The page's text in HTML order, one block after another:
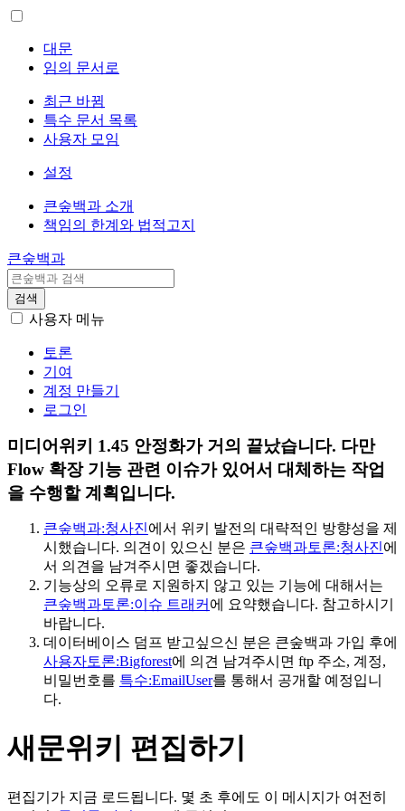
대문
임의 문서로
최근 바뀜
특수 문서 목록
사용자 모임
설정
큰숲백과 소개
책임의 한계와 법적고지
큰숲백과
검색
사용자 메뉴
토론
기여
계정 만들기
로그인
미디어위키 1.45 안정화가 거의 끝났습니다. 다만
Flow 확장 기능 관련 이슈가 있어서 대체하는 작업
을 수행할 계획입니다.
큰숲백과:청사진에서 위키 발전의 대략적인 방향성을 제
시했습니다. 의견이 있으신 분은 큰숲백과토론:청사진에
서 의견을 남겨주시면 좋겠습니다.
기능상의 오류로 지원하지 않고 있는 기능에 대해서는
큰숲백과토론:이슈 트래커 에 요약했습니다. 참고하시기
바랍니다.
데이터베이스 덤프 받고싶으신 분은 큰숲백과 가입 후에
사용자토론:Bigforest에 의견 남겨주시면 ftp 주소, 계정,
비밀번호를 특수:EmailUser를 통해서 공개할 예정입니
다.
새문위키 편집하기
편집기가 지금 로드됩니다. 몇 초 후에도 이 메시지가 여전히